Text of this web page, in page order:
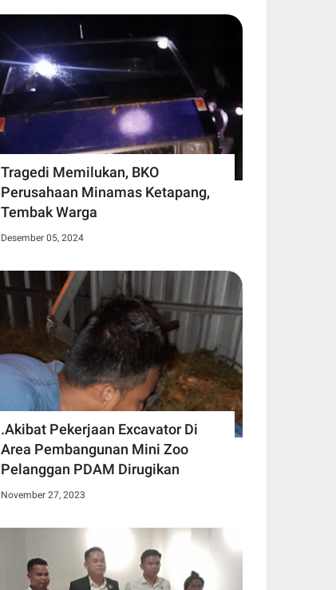
Tragedi Memilukan, BKO
Perusahaan Minamas Ketapang,
Tembak Warga
Desember 05, 2024
.Akibat Pekerjaan Excavator Di
Area Pembangunan Mini Zoo
Pelanggan PDAM Dirugikan
November 27, 2023